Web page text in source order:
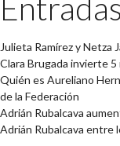
Julieta Ramírez y Netza
Clara Brugada invierte 5
Quién es Aureliano
de la Federación
Adrián Rubalcava
Adrián Rubalcava entre